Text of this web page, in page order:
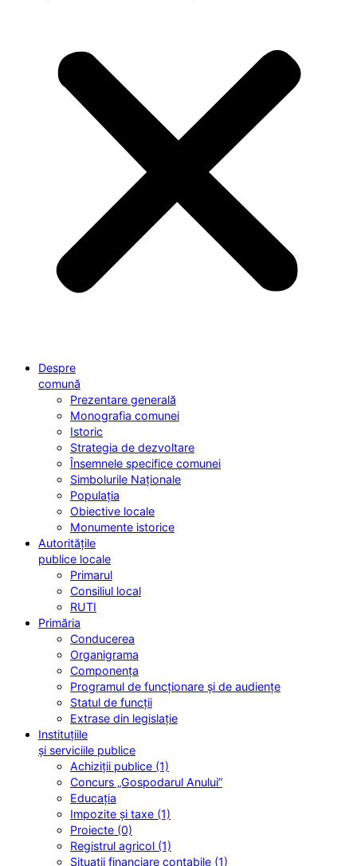
Despre
comună
Prezentare generală
Monografia comunei
Istoric
Strategia de dezvoltare
Însemnele specifice comunei
Simbolurile Naționale
Populația
Obiective locale
Monumente istorice
Autoritățile
publice locale
Primarul
Consiliul local
RUTI
Primăria
Conducerea
Organigrama
Componența
Programul de funcționare și de audiențe
Statul de funcții
Extrase din legislație
Instituțiile
și serviciile publice
Achiziții publice (1)
Concurs „Gospodarul Anului”
Educația
Impozite și taxe (1)
Proiecte (0)
Registrul agricol (1)
Situații financiare contabile (1)